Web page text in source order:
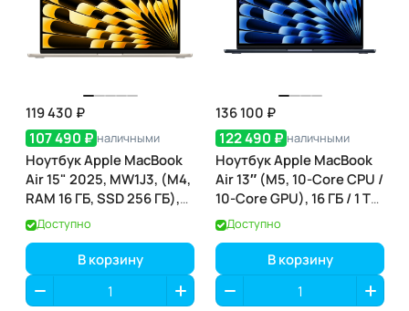
119 430 ₽
107 490 ₽ наличными
Ноутбук Apple MacBook
Air 15" 2025, MW1J3, (M4,
RAM 16 ГБ, SSD 256 ГБ),
Звёздный свет
Доступно
В корзину
136 100 ₽
122 490 ₽ наличными
Ноутбук Apple MacBook
Air 13″ (M5, 10-Core CPU /
10-Core GPU), 16 ГБ / 1 ТБ,
Midnight (полуночный)
(MDHF4)
Доступно
В корзину